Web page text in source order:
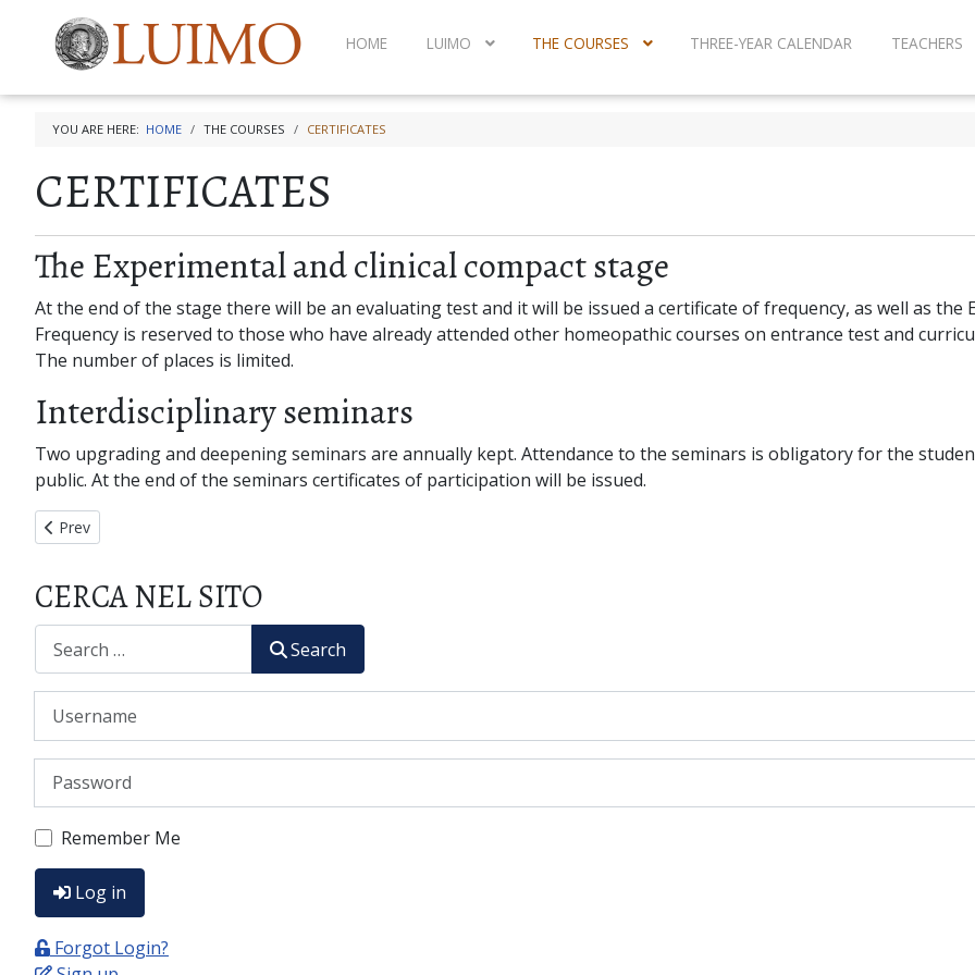
HOME LUIMO THE COURSES THREE-YEAR CALENDAR TEACHERS
YOU ARE HERE: HOME THE COURSES CERTIFICATES
CERTIFICATES
The Experimental and clinical compact stage
At the end of the stage there will be an evaluating test and it will be issued a certificate of frequency, as well as the
Frequency is reserved to those who have already attended other homeopathic courses on entrance test and
The number of places is limited.
Interdisciplinary seminars
Two upgrading and deepening seminars are annually kept. Attendance to the seminars is obligatory for the
public. At the end of the seminars certificates of participation will be issued.
Previous article: PHOTOGALLERY
Prev
CERCA NEL SITO
Search
Username
Password
Remember Me
Log in
Forgot Login?